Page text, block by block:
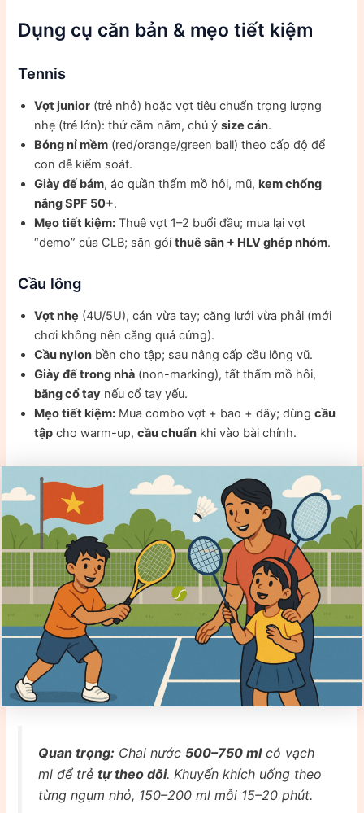
Dụng cụ căn bản & mẹo tiết kiệm
Tennis
Vợt junior (trẻ nhỏ) hoặc vợt tiêu chuẩn trọng lượng
nhẹ (trẻ lớn): thử cầm nắm, chú ýsize cán.
Bóng nỉ mềm (red/orange/green ball) theo cấp độ để
con dễ kiểm soát.
Giày đế bám, áo quần thấm mồ hôi, mũ,kem chống
nắng SPF 50+.
Mẹo tiết kiệm: Thuê vợt 1–2 buổi đầu; mua lại vợt
“demo” của CLB; săn góithuê sân + HLV ghép nhóm.
Cầu lông
Vợt nhẹ (4U/5U), cán vừa tay; căng lưới vừa phải (mới
chơi không nên căng quá cứng).
Cầu nylon bền cho tập; sau nâng cấp cầu lông vũ.
Giày đế trong nhà (non-marking), tất thấm mồ hôi,
băng cổ tay nếu cổ tay yếu.
Mẹo tiết kiệm: Mua combo vợt + bao + dây; dùngcầu
tập cho warm-up,cầu chuẩn khi vào bài chính.
Quan trọng: Chai nước500–750 mlcó vạch
ml để trẻtự theo dõi. Khuyến khích uống theo
từng ngụm nhỏ, 150–200 ml mỗi 15–20 phút.